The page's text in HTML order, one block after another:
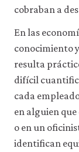
cobraban a
En las
conocimiento
resulta
difícil
cada
en alguien
o en un
identifican